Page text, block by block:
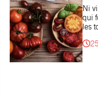
Ni
qui
les